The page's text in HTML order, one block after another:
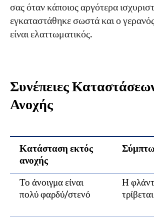
σας όταν κάποιος αργότερα
εγκαταστάθηκε σωστά και ο
είναι ελαττωματικός.
Συνέπειες
Ανοχής
Κατάσταση εκτός
ανοχής
Το άνοιγμα είναι
πολύ φαρδύ/στενό
Η